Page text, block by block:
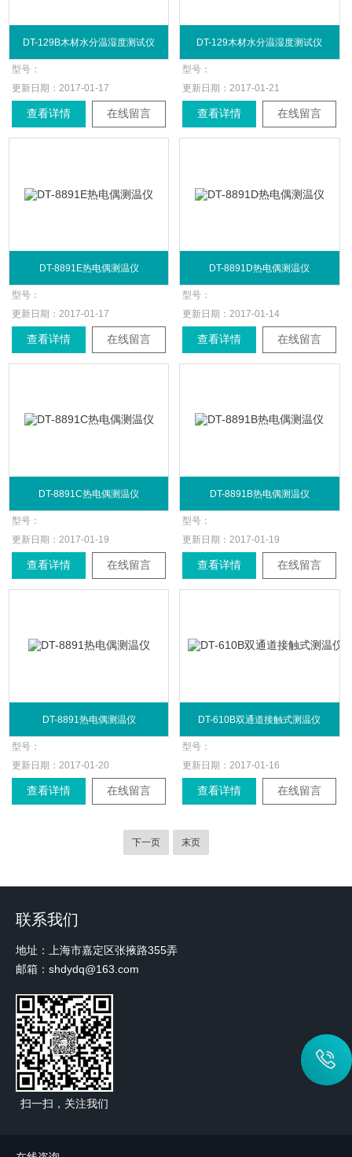
DT-129B木材水分温湿度测试仪
型号：
更新日期：2017-01-17
查看详情 在线留言
DT-129木材水分温湿度测试仪
型号：
更新日期：2017-01-21
查看详情 在线留言
DT-8891E热电偶测温仪
型号：
更新日期：2017-01-17
查看详情 在线留言
DT-8891D热电偶测温仪
型号：
更新日期：2017-01-14
查看详情 在线留言
DT-8891C热电偶测温仪
型号：
更新日期：2017-01-19
查看详情 在线留言
DT-8891B热电偶测温仪
型号：
更新日期：2017-01-19
查看详情 在线留言
DT-8891热电偶测温仪
型号：
更新日期： 2017-01-20
查看详情 在线留言
DT-610B双通道接触式测温仪
型号：
更新日期： 2017-01-16
查看详情 在线留言
下一页 末页
联系我们
地址：上海市嘉定区张掖路355弄
邮箱：shdydq@163.com
扫一扫，关注我们